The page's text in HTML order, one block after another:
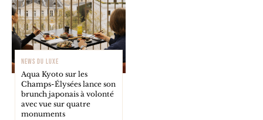
NEWS DU LUXE
Aqua Kyoto sur les
Champs-Élysées lance son
brunch japonais à volonté
avec vue sur quatre
monuments